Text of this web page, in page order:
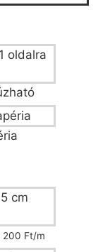
200 Ft/m